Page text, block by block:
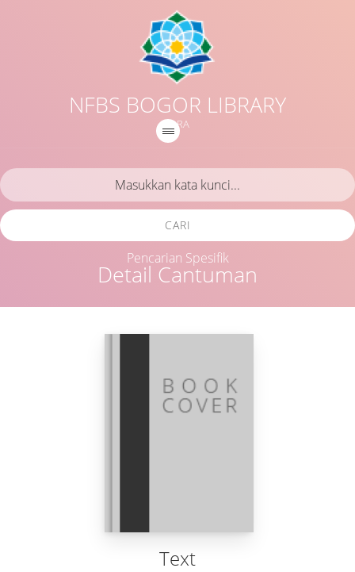
NFBS BOGOR LIBRARY
IQRA
Detail Cantuman
CARI
Pencarian Spesifik
Text